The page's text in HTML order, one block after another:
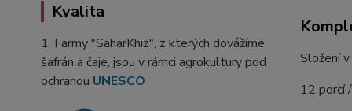
Kvalita
1. Farmy "SaharKhiz", z kterých dovážíme
šafrán a čaje, jsou v rámci agrokultury pod
ochranou UNESCO
Složení
12 porcí